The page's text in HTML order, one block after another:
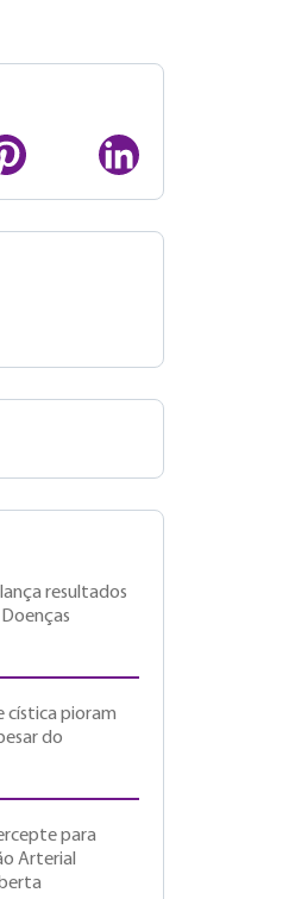
resultados
cística pioram
do
para
Arterial